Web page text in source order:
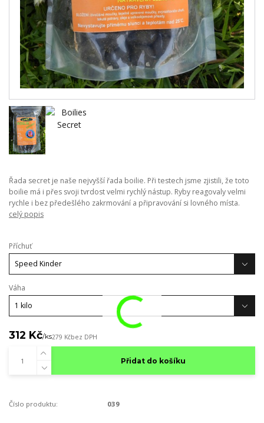
Řada secret je naše nejvyšší řada boilie. Při testech jsme zjistili, že toto
boilie má i přes svoji tvrdost velmi rychlý nástup. Ryby reagovaly velmi
rychle i bez předešlého zakrmování a připravování si lovného místa.
celý popis
Příchuť
Váha
312 Kč/ks279 Kčbez DPH
Přidat do košíku
Číslo produktu: 039